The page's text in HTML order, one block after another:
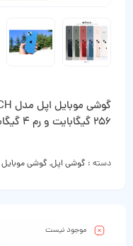
256 گیگابایت و رم 4 گیگابایت – نات اکتیو
دسته : گوشی اپل,گوشی موبایل
موجود نیست